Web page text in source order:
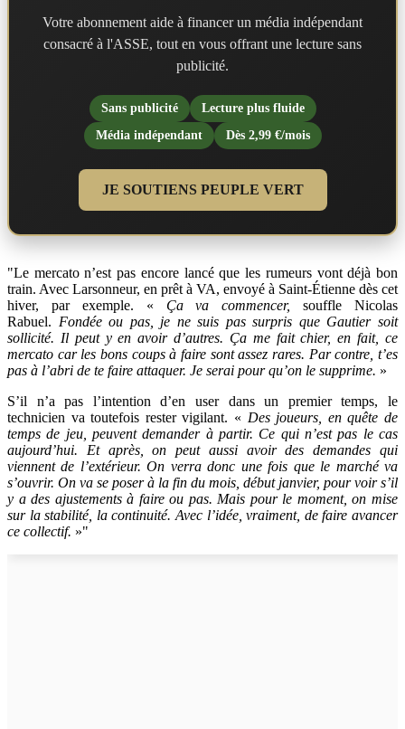
Votre abonnement aide à financer un média indépendant
consacré à l'ASSE, tout en vous offrant une lecture sans
publicité.
Sans publicité
Lecture plus fluide
Média indépendant
Dès 2,99 €/mois
JE SOUTIENS PEUPLE VERT
"Le mercato n’est pas encore lancé que les rumeurs vont déjà bon
train. Avec Larsonneur, en prêt à VA, envoyé à Saint-Étienne dès cet
hiver, par exemple. « Ça va commencer,souffle Nicolas
Rabuel. Fondée ou pas, je ne suis pas surpris que Gautier soit
sollicité. Il peut y en avoir d’autres. Ça me fait chier, en fait, ce
mercato car les bons coups à faire sont assez rares. Par contre, t’es
pas à l’abri de te faire attaquer. Je serai pour qu’on le supprime. »
S’il n’a pas l’intention d’en user dans un premier temps, le
technicien va toutefois rester vigilant. « Des joueurs, en quête de
temps de jeu, peuvent demander à partir. Ce qui n’est pas le cas
aujourd’hui. Et après, on peut aussi avoir des demandes qui
viennent de l’extérieur. On verra donc une fois que le marché va
s’ouvrir. On va se poser à la fin du mois, début janvier, pour voir s’il
y a des ajustements à faire ou pas. Mais pour le moment, on mise
sur la stabilité, la continuité. Avec l’idée, vraiment, de faire avancer
ce collectif. »"